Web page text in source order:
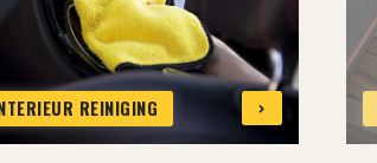
REINIGING